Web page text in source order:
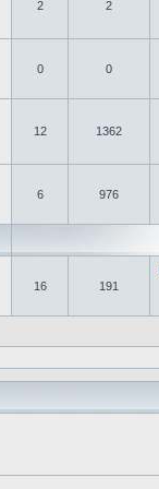
2 2
0 0
12 1362
6 976
16 191